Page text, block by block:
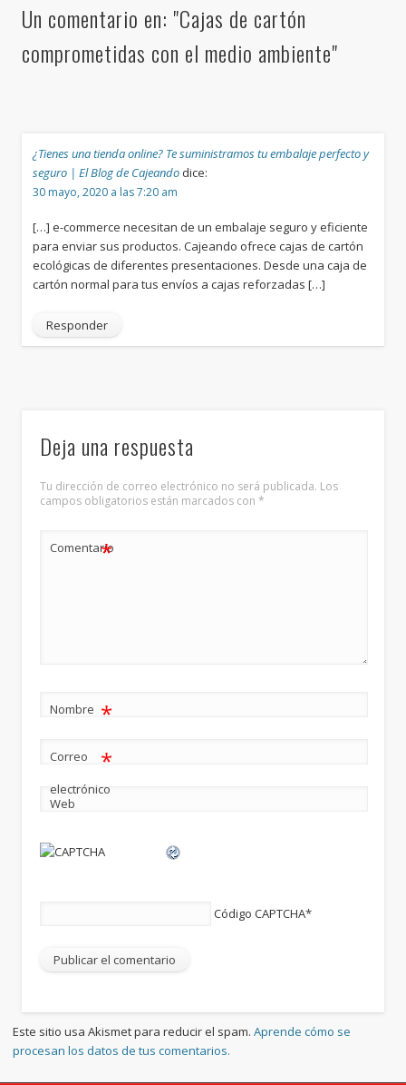
Un comentario en: "Cajas de cartón
comprometidas con el medio ambiente"
¿Tienes una tienda online? Te suministramos tu embalaje perfecto y
seguro | El Blog de Cajeando dice:
30 mayo, 2020 a las 7:20 am
[…] e-commerce necesitan de un embalaje seguro y eficiente
para enviar sus productos. Cajeando ofrece cajas de cartón
ecológicas de diferentes presentaciones. Desde una caja de
cartón normal para tus envíos a cajas reforzadas […]
Responder
Deja una respuesta
Tu dirección de correo electrónico no será publicada. Los
campos obligatorios están marcados con*
Comentario
*
Nombre *
Correo
electrónico
*
Web
Código CAPTCHA*
Este sitio usa Akismet para reducir el spam.Aprende cómo se
procesan los datos de tus comentarios.